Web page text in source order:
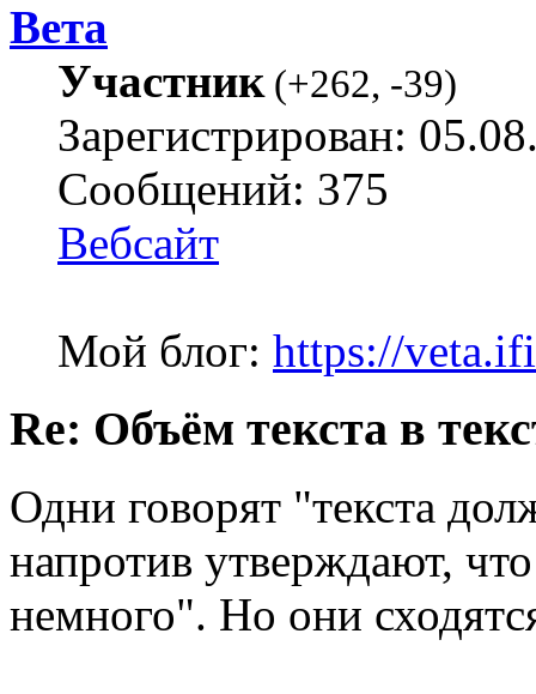
Вета
Участник(+262, -39)
Зарегистрирован:
Сообщений: 375
Вебсайт
Мой блог: https://
Re: Объём текста в
Одни говорят "текста
напротив утверждают,
немного". Но они